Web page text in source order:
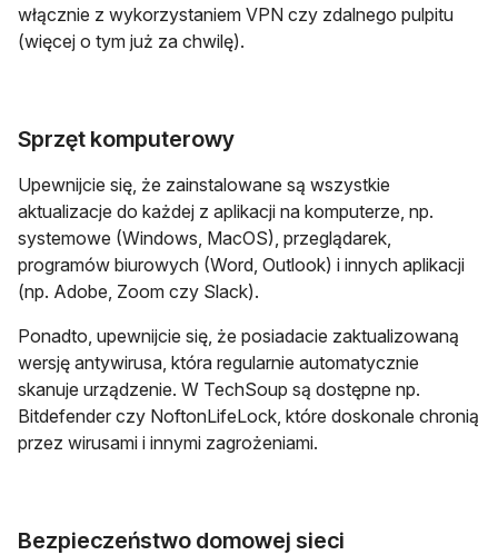
włącznie z wykorzystaniem VPN czy zdalnego pulpitu
(więcej o tym już za chwilę).
Sprzęt komputerowy
Upewnijcie się, że zainstalowane są wszystkie
aktualizacje do każdej z aplikacji na komputerze, np.
systemowe (Windows, MacOS), przeglądarek,
programów biurowych (Word, Outlook) i innych aplikacji
(np. Adobe, Zoom czy Slack).
Ponadto, upewnijcie się, że posiadacie zaktualizowaną
wersję antywirusa, która regularnie automatycznie
skanuje urządzenie. W TechSoup są dostępne np.
Bitdefender czy NoftonLifeLock, które doskonale chronią
przez wirusami i innymi zagrożeniami.
Bezpieczeństwo domowej sieci